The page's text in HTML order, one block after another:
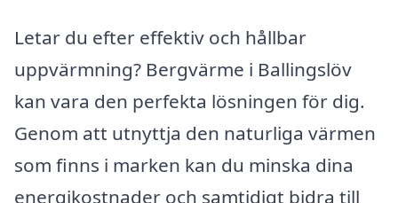
Letar du efter effektiv och hållbar
uppvärmning? Bergvärme i Ballingslöv
kan vara den perfekta lösningen för dig.
Genom att utnyttja den naturliga värmen
som finns i marken kan du minska dina
energikostnader och samtidigt bidra till